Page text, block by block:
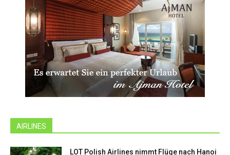
AIRLINES
LOT Polish Airlines nimmt Flüge nach Hanoi